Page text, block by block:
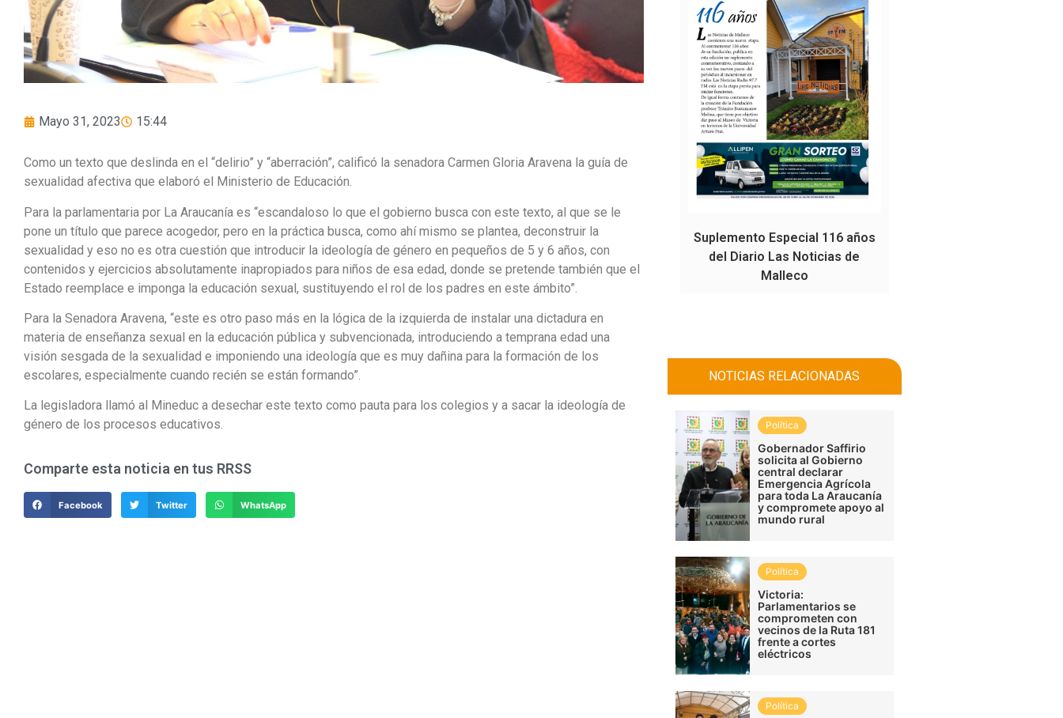
Mayo 31, 2023 15:44
Como un texto que deslinda en el “delirio” y “aberración”, calificó la senadora Carmen Gloria Aravena la guía de
sexualidad afectiva que elaboró el Ministerio de Educación.
Para la parlamentaria por La Araucanía es “escandaloso lo que el gobierno busca con este texto, al que se le
pone un título que parece acogedor, pero en la práctica busca, como ahí mismo se plantea, deconstruir la
sexualidad y eso no es otra cuestión que introducir la ideología de género en pequeños de 5 y 6 años, con
contenidos y ejercicios absolutamente inapropiados para niños de esa edad, donde se pretende también que el
Estado reemplace e imponga la educación sexual, sustituyendo el rol de los padres en este ámbito”.
Para la Senadora Aravena, “este es otro paso más en la lógica de la izquierda de instalar una dictadura en
materia de enseñanza sexual en la educación pública y subvencionada, introduciendo a temprana edad una
visión sesgada de la sexualidad e imponiendo una ideología que es muy dañina para la formación de los
escolares, especialmente cuando recién se están formando”.
La legisladora llamó al Mineduc a desechar este texto como pauta para los colegios y a sacar la ideología de
género de los procesos educativos.
Comparte esta noticia en tus RRSS
Facebook Twitter WhatsApp
Suplemento Especial 116 años
del Diario Las Noticias de
Malleco
NOTICIAS RELACIONADAS
Política
Gobernador Saffirio
solicita al Gobierno
central declarar
Emergencia Agrícola
para toda La Araucanía
y compromete apoyo al
mundo rural
Política
Victoria:
Parlamentarios se
comprometen con
vecinos de la Ruta 181
frente a cortes
eléctricos
Política